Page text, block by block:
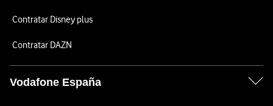
Contratar Disney plus
Contratar DAZN
Vodafone España